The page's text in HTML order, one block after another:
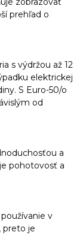
prehľad o
s výdržou až 12
elektrickej
S Euro-50/o
od
a
pohotovosť a
v
preto je